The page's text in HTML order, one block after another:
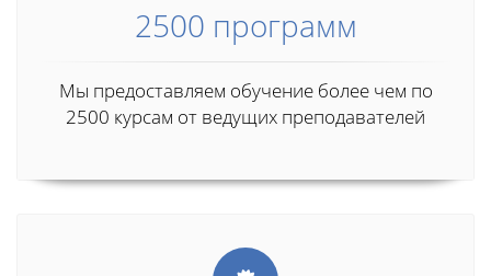
2500 программ
Мы предоставляем обучение более чем по
2500 курсам от ведущих преподавателей